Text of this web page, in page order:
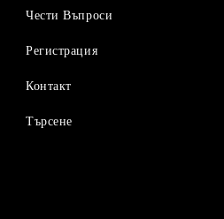
Чести Въпроси
Регистрация
Контакт
Търсене